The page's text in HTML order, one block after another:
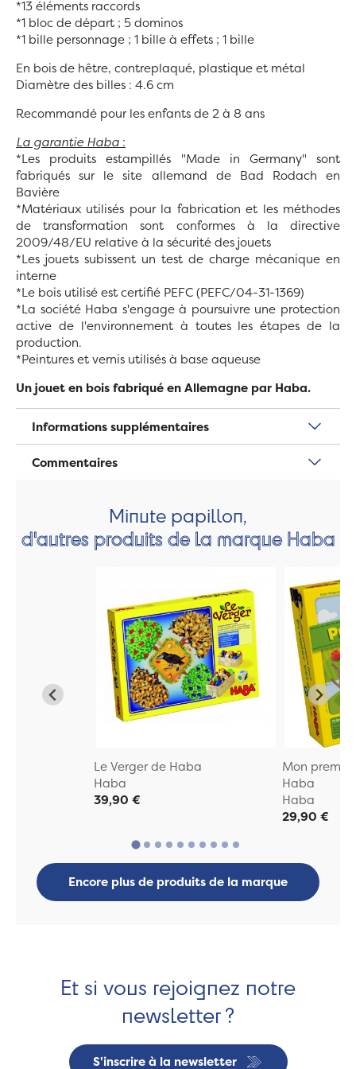
*13 éléments raccords
*1 bloc de départ ; 5 dominos
*1 bille personnage ; 1 bille à effets ; 1 bille
En bois de hêtre, contreplaqué, plastique et métal
Diamètre des billes : 4.6 cm
Recommandé pour les enfants de 2 à 8 ans
La garantie Haba :
*Les produits estampillés "Made in Germany" sont
fabriqués sur le site allemand de Bad Rodach en
Bavière
*Matériaux utilisés pour la fabrication et les méthodes
de transformation sont conformes à la directive
2009/48/EU relative à la sécurité des jouets
*Les jouets subissent un test de charge mécanique en
interne
*Le bois utilisé est certifié PEFC (PEFC/04-31-1369)
*La société Haba s'engage à poursuivre une protection
active de l'environnement à toutes les étapes de la
production.
*Peintures et vernis utilisés à base aqueuse
Un jouet en bois fabriqué en Allemagne par Haba.
Informations supplémentaires
Commentaires
Minute papillon,
d'autres produits de la marque Haba
Le Verger de Haba
Haba
39,90 €
Mon
Haba
Haba
29,90 €
Encore plus de produits de la marque
Et si vous rejoignez notre
newsletter ?
S'inscrire à la newsletter